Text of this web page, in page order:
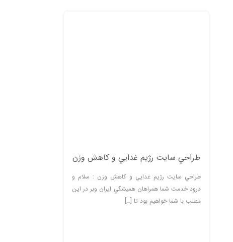
طراحي سايت رژيم غدايي و كاهش وزن
طراحي سايت رژيم غدايي و كاهش وزن : سلام و
درود خدمت شما همراهان هميشگي ايران وبر در اين
مطلب با شما خواهيم بود تا […]